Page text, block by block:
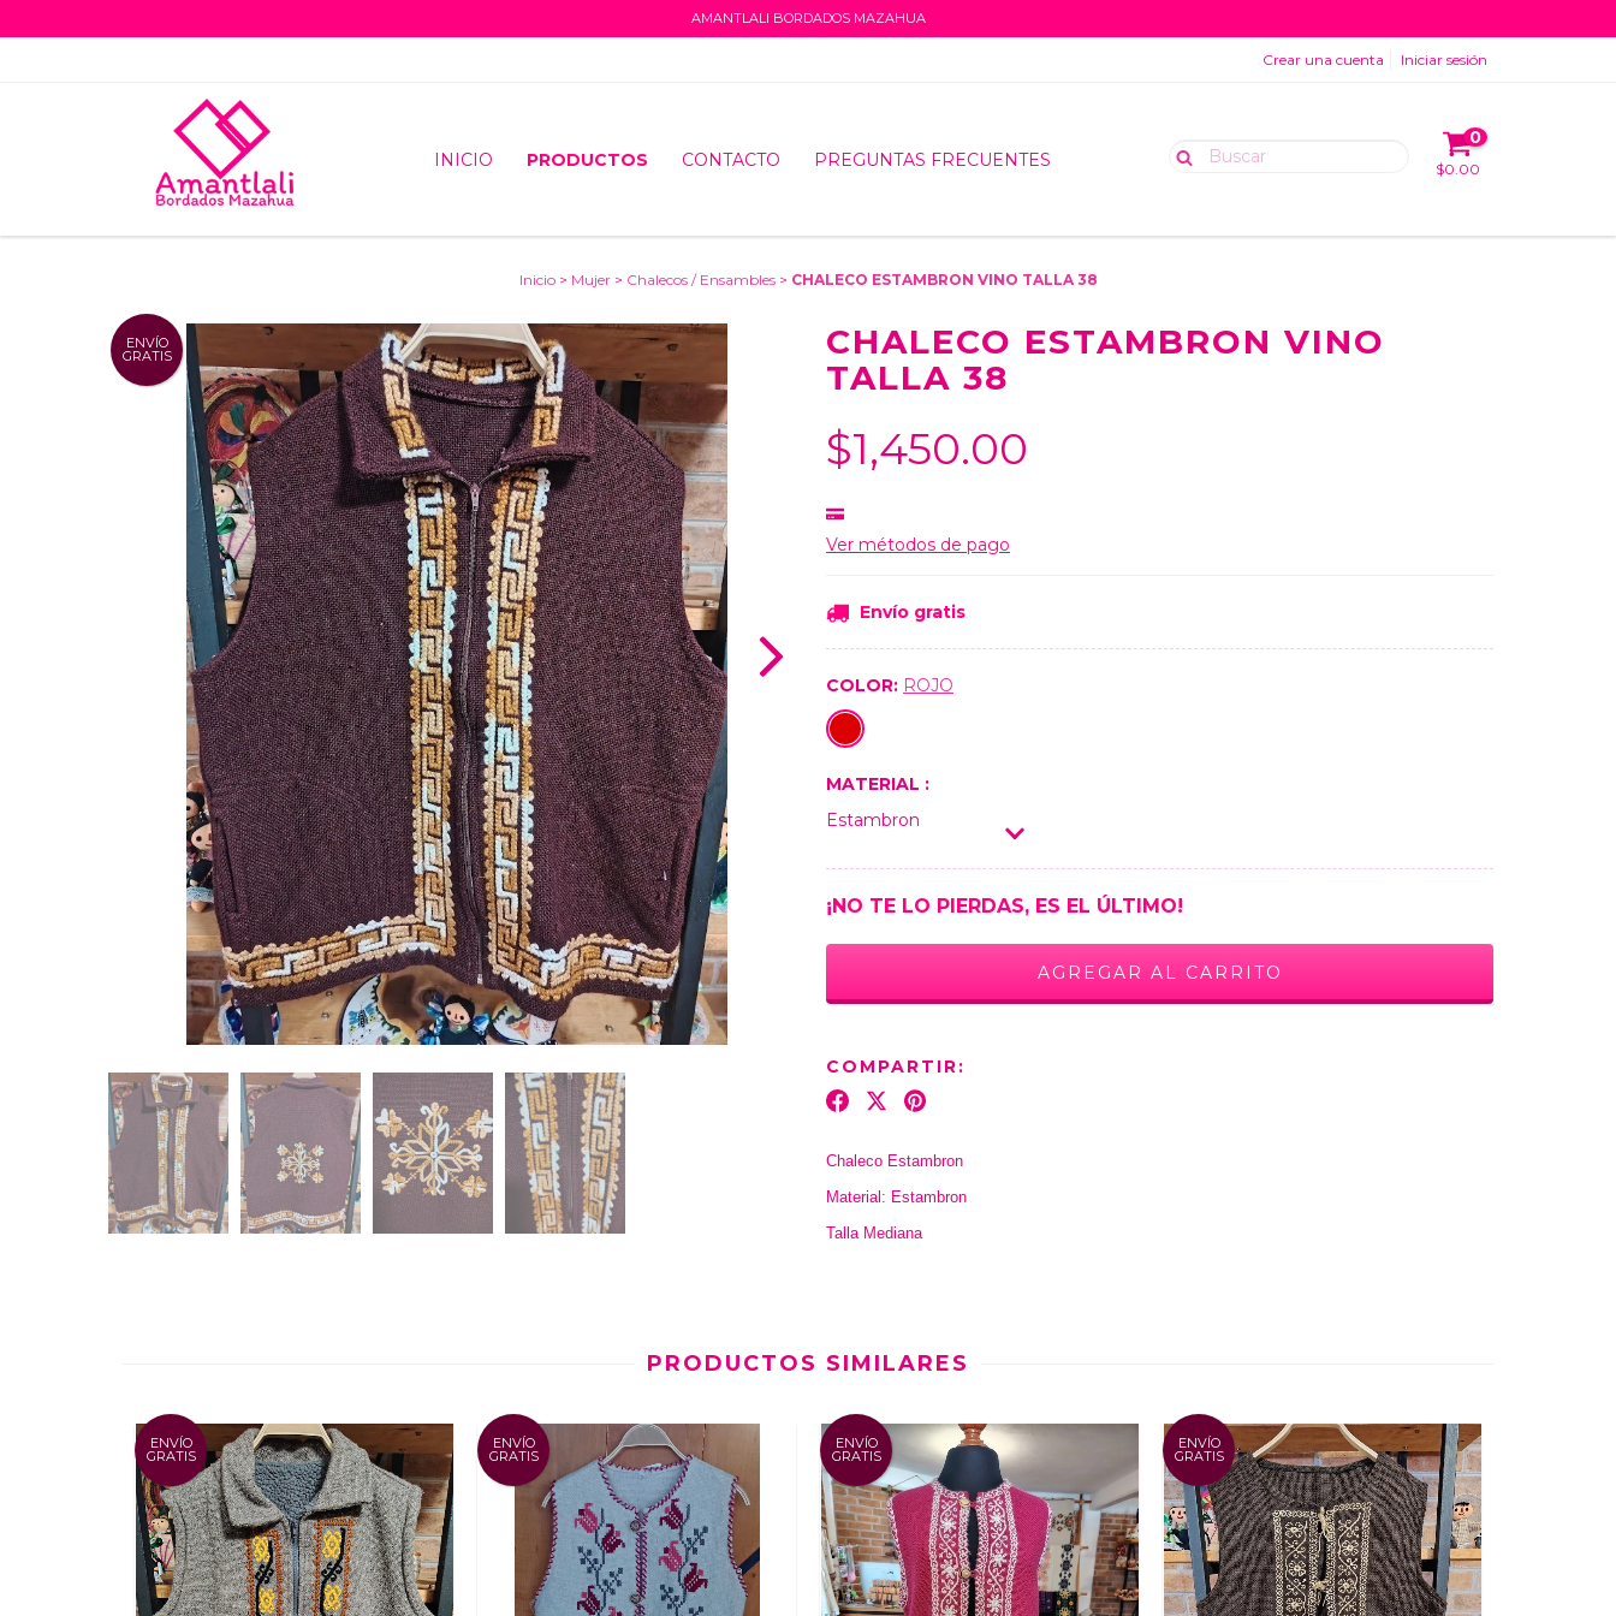
AMANTLALI BORDADOS MAZAHUA
Crear una cuenta Iniciar sesión
INICIO PRODUCTOS CONTACTO PREGUNTAS FRECUENTES
0
$0.00
Inicio > Mujer > Chalecos / Ensambles > CHALECO ESTAMBRON VINO TALLA 38
ENVÍO
GRATIS
CHALECO ESTAMBRON VINO
TALLA 38
$1,450.00
Ver métodos de pago
Envío gratis
COLOR: ROJO
MATERIAL :
Estambron
¡NO TE LO PIERDAS, ES EL ÚLTIMO!
COMPARTIR:
Chaleco Estambron
Material: Estambron
Talla Mediana
PRODUCTOS SIMILARES
ENVÍO
GRATIS
ENVÍO
GRATIS
ENVÍO
GRATIS
ENVÍO
GRATIS